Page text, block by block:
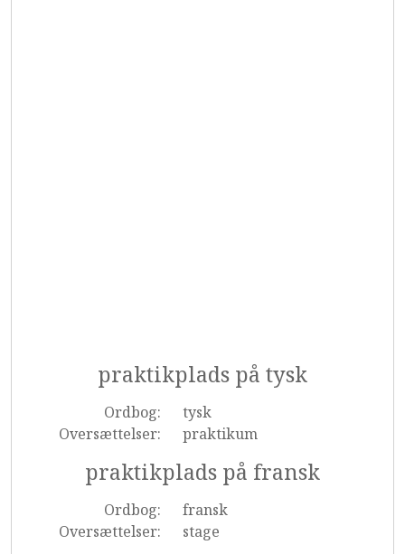
praktikplads på tysk
Ordbog:
tysk
Oversættelser:
praktikum
praktikplads på fransk
Ordbog:
fransk
Oversættelser:
stage